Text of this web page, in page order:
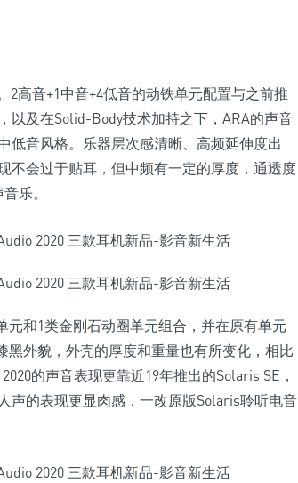
高音+1中音+4低音的动铁单元配置与之前推
以及在Solid-Body技术加持之下，ARA的声音
低音风格。乐器层次感清晰、高频延伸度出
不会过于贴耳，但中频有一定的厚度，通透度
乐。
元和1类金刚石动圈单元组合，并在原有单元
外貌，外壳的厚度和重量也有所变化，相比
的声音表现更靠近19年推出的Solaris SE，
声的表现更显肉感，一改原版Solaris聆听电音